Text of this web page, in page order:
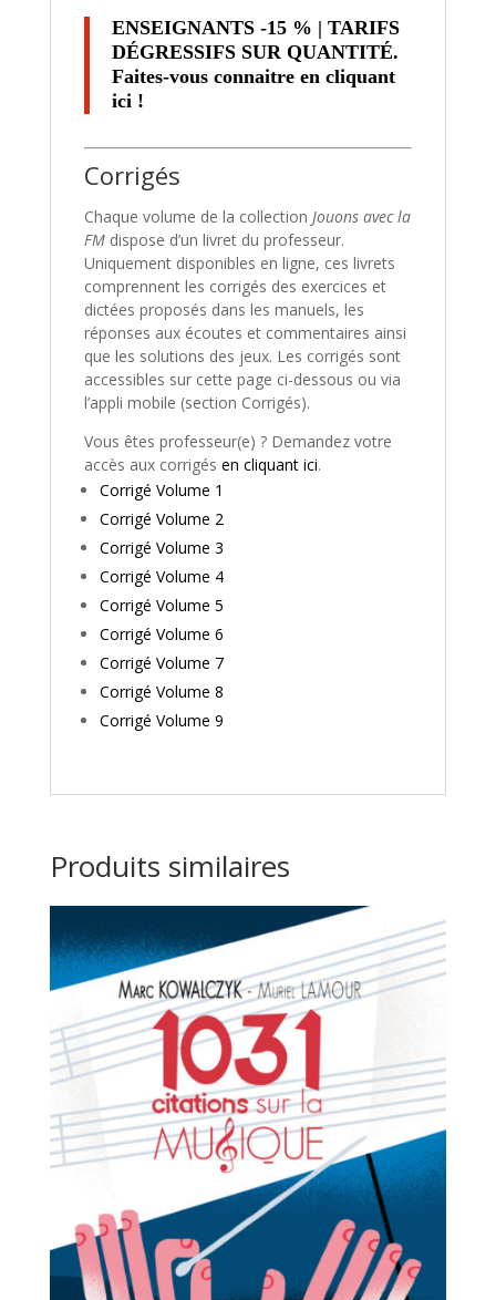
ENSEIGNANTS -15 % | TARIFS
DÉGRESSIFS SUR QUANTITÉ.
Faites-vous connaitre en cliquant
ici !
Corrigés
Chaque volume de la collection Jouons avec la
FMdispose d’un livret du professeur.
Uniquement disponibles en ligne, ces livrets
comprennent les corrigés des exercices et
dictées proposés dans les manuels, les
réponses aux écoutes et commentaires ainsi
que les solutions des jeux. Les corrigés sont
accessibles sur cette page ci-dessous ou via
l’appli mobile (section Corrigés).
Vous êtes professeur(e) ? Demandez votre
accès aux corrigés en cliquant ici.
Corrigé Volume 1
Corrigé Volume 2
Corrigé Volume 3
Corrigé Volume 4
Corrigé Volume 5
Corrigé Volume 6
Corrigé Volume 7
Corrigé Volume 8
Corrigé Volume 9
Produits similaires